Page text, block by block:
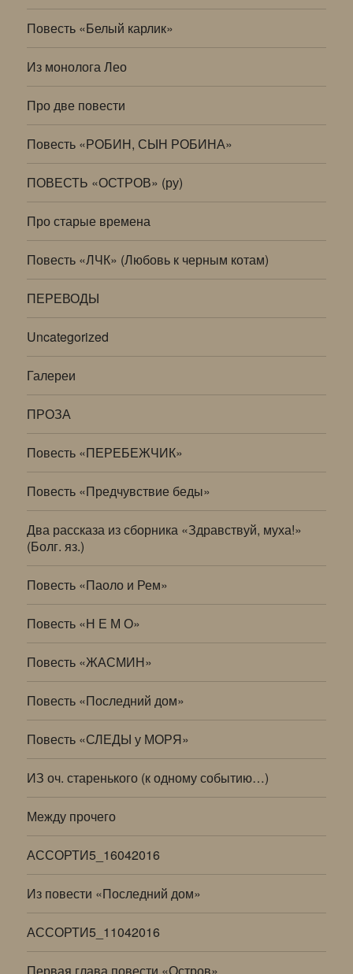
Повесть «Белый карлик»
Из монолога Лео
Про две повести
Повесть «РОБИН, СЫН РОБИНА»
ПОВЕСТЬ «ОСТРОВ» (ру)
Про старые времена
Повесть «ЛЧК» (Любовь к черным котам)
ПЕРЕВОДЫ
Uncategorized
Галереи
ПРОЗА
Повесть «ПЕРЕБЕЖЧИК»
Повесть «Предчувствие беды»
Два рассказа из сборника «Здравствуй, муха!»
(Болг. яз.)
Повесть «Паоло и Рем»
Повесть «Н Е М О»
Повесть «ЖАСМИН»
Повесть «Последний дом»
Повесть «СЛЕДЫ у МОРЯ»
ИЗ оч. старенького (к одному событию…)
Между прочего
АССОРТИ5_16042016
Из повести «Последний дом»
АССОРТИ5_11042016